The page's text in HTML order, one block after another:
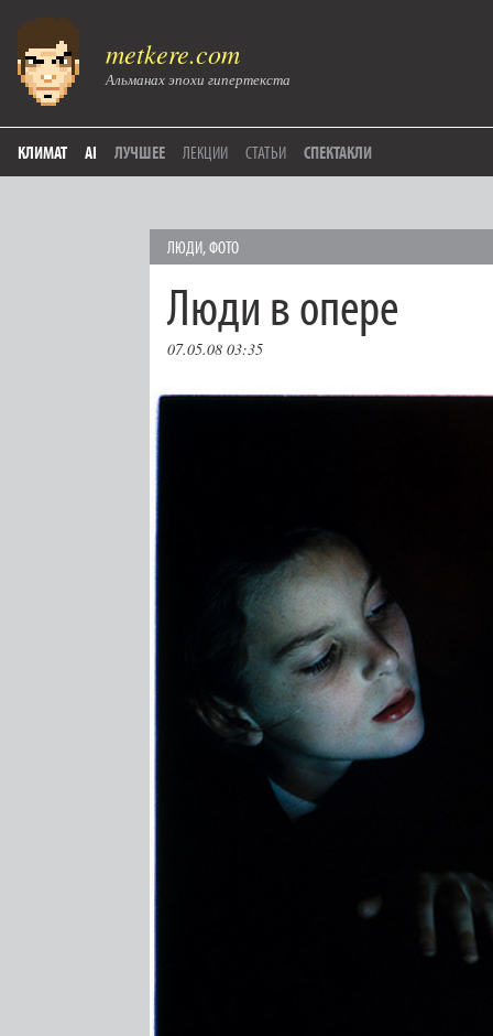
metkere.com
Альманах эпохи гипертекста
КЛИМАТ AI ЛУЧШЕЕ ЛЕКЦИИ СТАТЬИ СПЕКТАКЛИ
ЛЮДИ,ФОТО
Люди в опере
07.05.08 03:35